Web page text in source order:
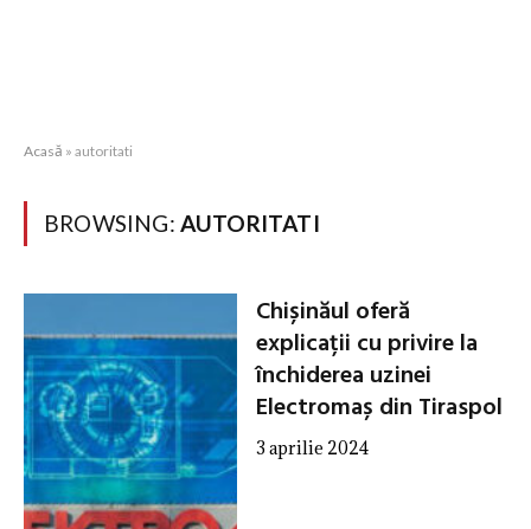
Acasă » autoritati
BROWSING: AUTORITATI
Chișinăul oferă
explicații cu privire la
închiderea uzinei
Electromaș din Tiraspol
3 aprilie 2024